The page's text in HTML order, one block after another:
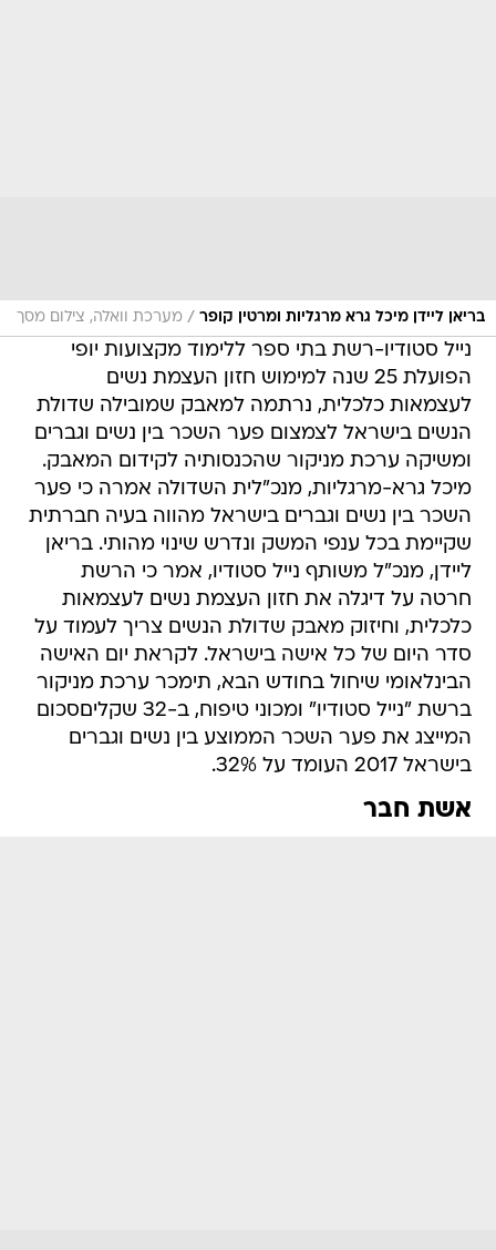
בריאן ליידן מיכל גרא מרגליות ומרטין קופר / מערכת וואלה, צילום מסך
נייל סטודיו-רשת בתי ספר ללימוד מקצועות יופי
הפועלת 25 שנה למימוש חזון העצמת נשים
לעצמאות כלכלית, נרתמה למאבק שמובילה שדולת
הנשים בישראל לצמצום פער השכר בין נשים וגברים
ומשיקה ערכת מניקור שהכנסותיה לקידום המאבק.
מיכל גרא-מרגליות, מנכ"לית השדולה אמרה כי פער
השכר בין נשים וגברים בישראל מהווה בעיה חברתית
שקיימת בכל ענפי המשק ונדרש שינוי מהותי. בריאן
ליידן, מנכ"ל משותף נייל סטודיו, אמר כי הרשת
חרטה על דיגלה את חזון העצמת נשים לעצמאות
כלכלית, וחיזוק מאבק שדולת הנשים צריך לעמוד על
סדר היום של כל אישה בישראל. לקראת יום האישה
הבינלאומי שיחול בחודש הבא, תימכר ערכת מניקור
ברשת "נייל סטודיו" ומכוני טיפוח, ב-32 שקליםסכום
המייצג את פער השכר הממוצע בין נשים וגברים
בישראל 2017 העומד על 32%.
אשת חבר